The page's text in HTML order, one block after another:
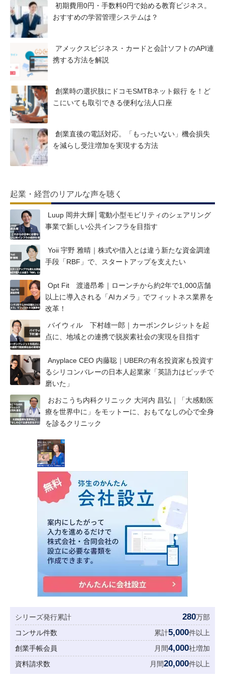
初期費用0円・手数料0円で始める教育ビジネス。
おすすめの学習管理システムは？
アメックスビジネス・カードと会計ソフトのAPI連
携する方法を解説
創業時の選択肢にドコモSMTBネット銀行 を！ど
こにいても取引できる便利な法人口座
創業直後の電話対応。「もったいない」機会損失
を減らし受注増加を実現する方法
起業・経営のリアルな声を聴く
Luup 岡井大輝│電動小型モビリティのシェアリング
事業で新しい公共インフラを目指す
Yoii 宇野 雅晴｜株式や借入とは違う新たな資金調達
手段「RBF」で、スタートアップを支えたい
Opt Fit 渡邉昂希｜ローンチから約2年で1,000店舗
以上に導入される「AIカメラ」でフィットネス業界を
改革！
バイウィル 下村雄一郎｜カーボンクレジットを起
点に、地域との連携で脱炭素社会の実現を目指す
Anyplace CEO 内藤聡｜UBERの有名投資家も投資す
るシリコンバレーの日本人起業家「英語力はピッチで
磨いた」
おおこうち内科クリニック 大河内 昌弘｜「大感動医
療を世界中に」をモットーに、おもてなしの心で全身
を診るクリニック
シリーズ発行累計 280万部
コンサル件数
累計5,000件以上
創業手帳会員
月間4,000社増加
資料請求数
月間20,000件以上